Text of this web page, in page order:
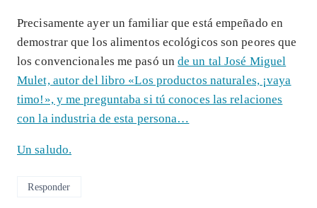
Precisamente ayer un familiar que está empeñado en
demostrar que los alimentos ecológicos son peores que
los convencionales me pasó unde un tal José Miguel
Mulet, autor del libro «Los productos naturales, ¡vaya
timo!», y me preguntaba si tú conoces las relaciones
con la industria de esta persona…
Un saludo.
Responder